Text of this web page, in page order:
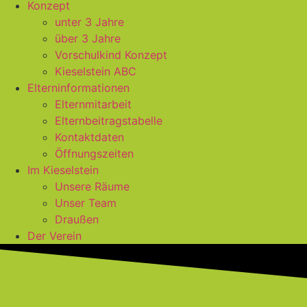
Konzept
unter 3 Jahre
über 3 Jahre
Vorschulkind Konzept
Kieselstein ABC
Elterninformationen
Elternmitarbeit
Elternbeitragstabelle
Kontaktdaten
Öffnungszeiten
Im Kieselstein
Unsere Räume
Unser Team
Draußen
Der Verein